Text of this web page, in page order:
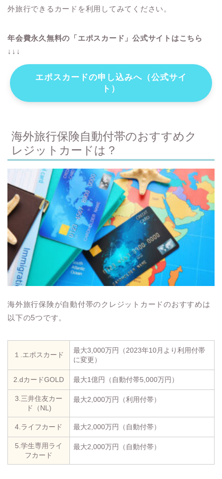
外旅行できるカードを利用してみてください。
年会費永久無料の「エポスカード」公式サイトはこちら
↓↓↓
エポスカードの申し込みへ（公式サイ
ト）
海外旅行保険自動付帯のおすすめク
レジットカードは？
海外旅行保険が自動付帯のクレジットカードのおすすめは
以下の5つです。
１.エポスカード
最大3,000万円（2023年10月より利用付帯
に変更）
2.dカードGOLD 最大1億円（自動付帯5,000万円）
3.三井住友カー
ド（NL)
最大2,000万円（利用付帯）
4.ライフカード 最大2,000万円（自動付帯）
5.学生専用ライ
フカード
最大2,000万円（自動付帯）